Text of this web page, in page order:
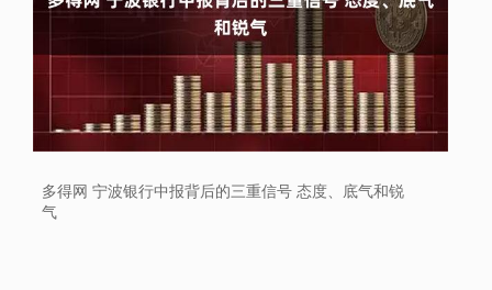
多得网 宁波银行中报背后的三重信号 态度、底气和锐
气